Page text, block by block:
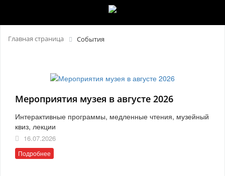
Главная страница События
Мероприятия музея в августе 2026
Интерактивные программы, медленные чтения, музейный
квиз, лекции
16.07.2026
Подробнее